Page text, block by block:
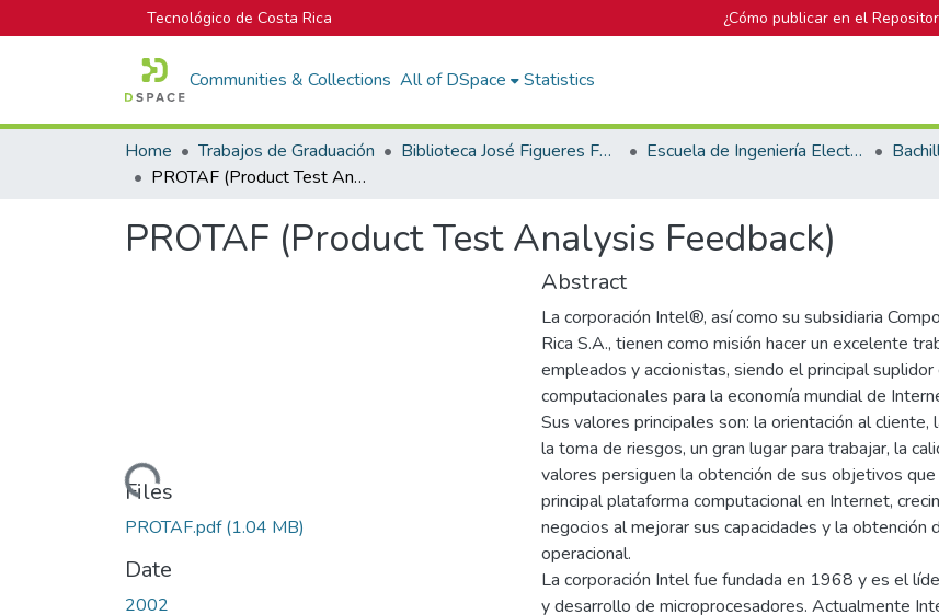
Tecnológico de Costa Rica ¿Cómo publicar en el
Communities & Collections All of DSpace Statistics
Home Trabajos de Graduación Biblioteca José Figueres Ferrer Escuela de Ingeniería Electrónica
PROTAF (Product Test Analysis Feedback)
PROTAF (Product Test Analysis Feedback)
Loading...
Files
PROTAF.pdf(1.04 MB)
Date
2002
Abstract
La corporación Intel®, así como su subsidiaria
Rica S.A., tienen como misión hacer un excelente
empleados y accionistas, siendo el principal
computacionales para la economía mundial de
Sus valores principales son: la orientación al cliente,
la toma de riesgos, un gran lugar para trabajar, la
valores persiguen la obtención de sus objetivos
principal plataforma computacional en Internet,
negocios al mejorar sus capacidades y la obtención
operacional.
La corporación Intel fue fundada en 1968 y es el
y desarrollo de microprocesadores. Actualmente